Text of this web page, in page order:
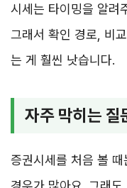
시세는 타이밍을 알려
그래서 확인 경로, 비
는 게 훨씬 낫습니다.
자주 막히는 질
증권시세를 처음 볼